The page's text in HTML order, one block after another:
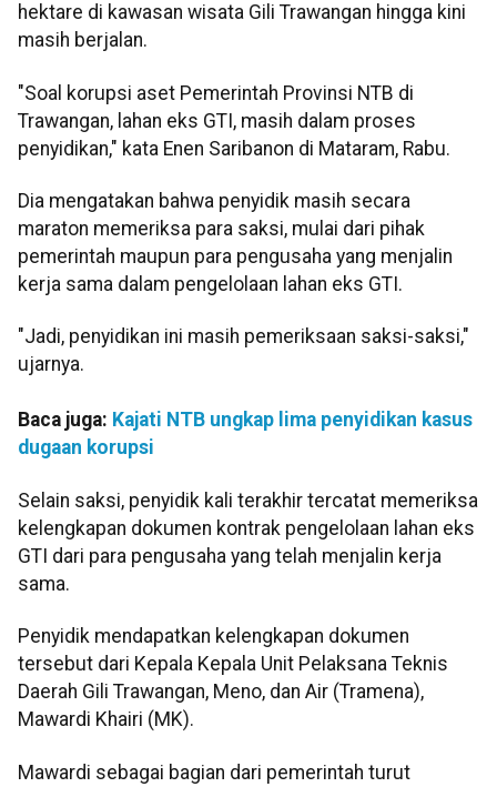
hektare di kawasan wisata Gili Trawangan hingga kini
masih berjalan.
"Soal korupsi aset Pemerintah Provinsi NTB di
Trawangan, lahan eks GTI, masih dalam proses
penyidikan," kata Enen Saribanon di Mataram, Rabu.
Dia mengatakan bahwa penyidik masih secara
maraton memeriksa para saksi, mulai dari pihak
pemerintah maupun para pengusaha yang menjalin
kerja sama dalam pengelolaan lahan eks GTI.
"Jadi, penyidikan ini masih pemeriksaan saksi-saksi,"
ujarnya.
Baca juga: Kajati NTB ungkap lima penyidikan kasus
dugaan korupsi
Selain saksi, penyidik kali terakhir tercatat memeriksa
kelengkapan dokumen kontrak pengelolaan lahan eks
GTI dari para pengusaha yang telah menjalin kerja
sama.
Penyidik mendapatkan kelengkapan dokumen
tersebut dari Kepala Kepala Unit Pelaksana Teknis
Daerah Gili Trawangan, Meno, dan Air (Tramena),
Mawardi Khairi (MK).
Mawardi sebagai bagian dari pemerintah turut